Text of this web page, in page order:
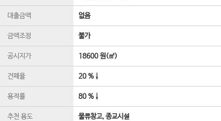
대출금액 없음
금액조정 불가
공시지가 18600 원(㎡)
건폐율 20 %↓
용적률 80 %↓
추천 용도 물류창고, 종교시설